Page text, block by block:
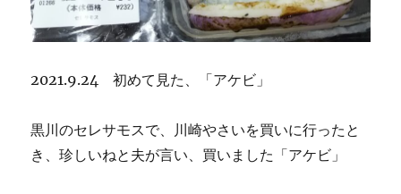
2021.9.24 初めて見た、「アケビ」
黒川のセレサモスで、川崎やさいを買いに行ったと
き、珍しいねと夫が言い、買いました「アケビ」